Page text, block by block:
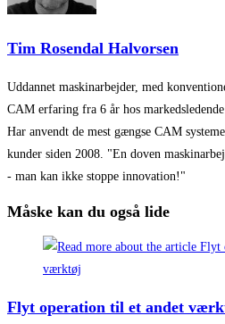
Tim Rosendal Halvorsen
Uddannet maskinarbejder, med
CAM erfaring fra 6 år hos
Har anvendt de mest gængse CAM
kunder siden 2008. "En doven
- man kan ikke stoppe innovation!"
Måske kan du også lide
Flyt operation til et andet